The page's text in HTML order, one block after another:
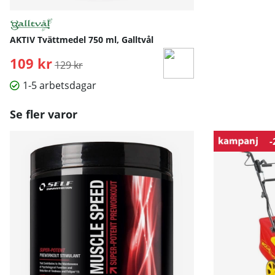
AKTIV Tvättmedel 750 ml, Galltvål
109 kr Ordinarie pris:
129 kr
1-5 arbetsdagar
Se fler varor
-